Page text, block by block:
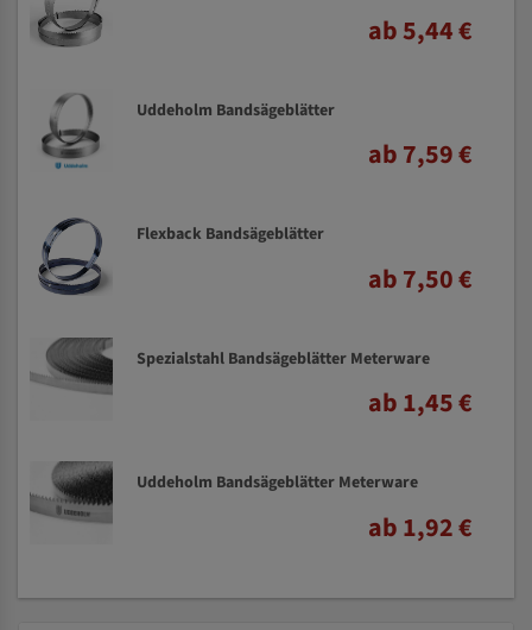
ab 5,44 €
Uddeholm Bandsägeblätter
ab 7,59 €
Flexback Bandsägeblätter
ab 7,50 €
Spezialstahl Bandsägeblätter Meterware
ab 1,45 €
Uddeholm Bandsägeblätter Meterware
ab 1,92 €